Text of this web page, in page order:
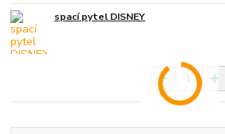
spací pytel DISNEY